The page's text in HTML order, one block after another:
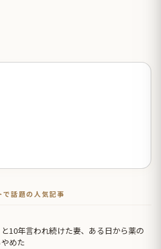
話題の人気記事
と10年言われ続けた妻、ある日から薬の
めた